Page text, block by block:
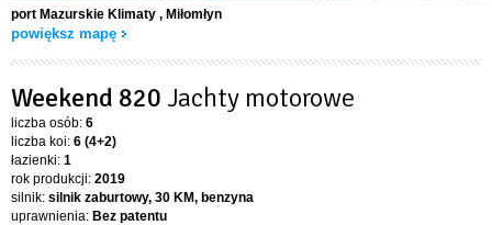
port Mazurskie Klimaty , Miłomłyn
powiększ mapę
Weekend 820 Jachty motorowe
liczba osób: 6
liczba koi: 6 (4+2)
łazienki: 1
rok produkcji: 2019
silnik: silnik zaburtowy, 30 KM, benzyna
uprawnienia: Bez patentu